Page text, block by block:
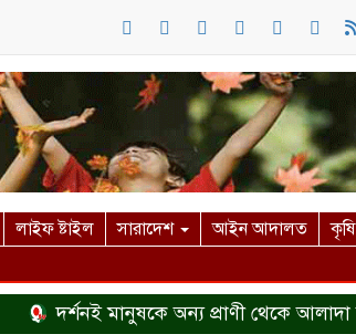
লাইফ ষ্টাইল সারাদেশ আইন আদালত
কৃষি
দর্শনই মানুষকে অন্য প্রাণী থেকে আলাদা করে